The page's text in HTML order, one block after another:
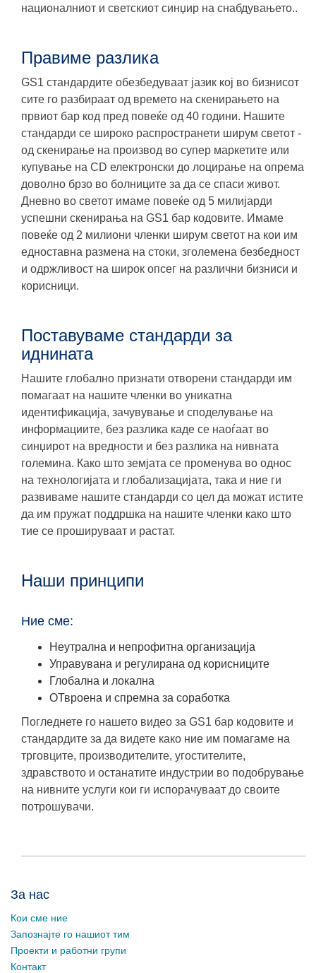
националниот и светскиот синџир на снабдувањето..
Правиме разлика
GS1 стандардите обезбедуваат јазик кој во бизнисот
сите го разбираат од времето на скенирањето на
првиот бар код пред повеќе од 40 години. Нашите
стандарди се широко распространети ширум светот -
од скенирање на производ во супер маркетите или
купување на CD електронски до лоцирање на опрема
доволно брзо во болниците за да се спаси живот.
Дневно во светот имаме повеќе од 5 милијарди
успешни скенирања на GS1 бар кодовите. Имаме
повеќе од 2 милиони членки ширум светот на кои им
едноставна размена на стоки, зголемена безбедност
и одржливост на широк опсег на различни бизниси и
корисници.
Поставуваме стандарди за
иднината
Нашите глобално признати отворени стандарди им
помагаат на нашите членки во уникатна
идентификација, зачувување и споделување на
информациите, без разлика каде се наоѓаат во
синџирот на вредности и без разлика на нивната
големина. Како што земјата се променува во однос
на технологијата и глобализацијата, така и ние ги
развиваме нашите стандарди со цел да можат истите
да им пружат поддршка на нашите членки како што
тие се прошируваат и растат.
Наши принципи
Ние сме:
Неутрална и непрофитна организација
Управувана и регулирана од корисниците
Глобална и локална
ОТвроена и спремна за соработка
Погледнете го нашето видео за GS1 бар кодовите и
стандардите за да видете како ние им помагаме на
трговците, производителите, угостителите,
здравството и останатите индустрии во подобрување
на нивните услуги кои ги испорачуваат до своите
потрошувачи.
За нас
Кои сме ние
Запознајте го нашиот тим
Проекти и работни групи
Контакт